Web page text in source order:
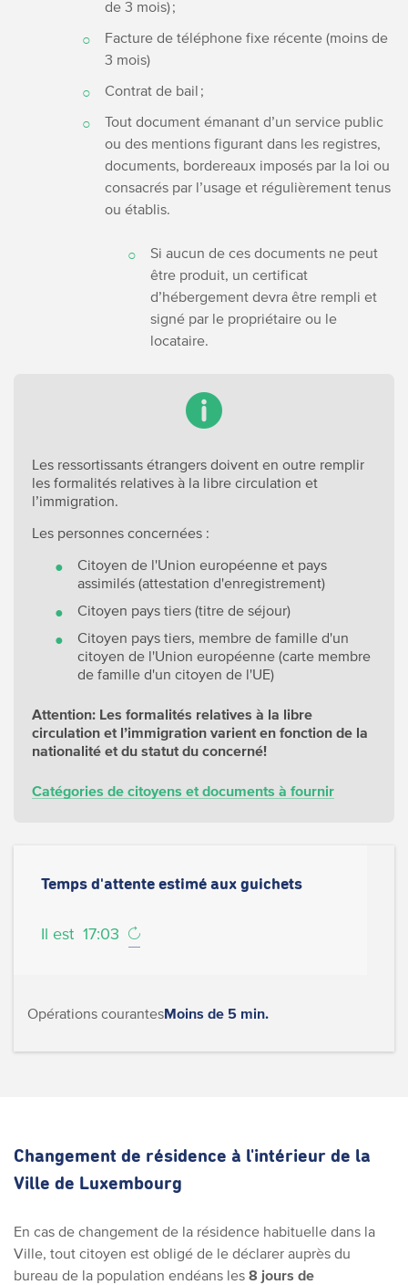
de 3 mois) ;
Facture de téléphone fixe récente (moins de
3 mois)
Contrat de bail ;
Tout document émanant d’un service public
ou des mentions figurant dans les registres,
documents, bordereaux imposés par la loi ou
consacrés par l’usage et régulièrement tenus
ou établis.
Si aucun de ces documents ne peut
être produit, un certificat
d’hébergement devra être rempli et
signé par le propriétaire ou le
locataire.
Les ressortissants étrangers doivent en outre remplir
les formalités relatives à la libre circulation et
l’immigration.
Les personnes concernées :
Citoyen de l'Union européenne et pays
assimilés (attestation d'enregistrement)
Citoyen pays tiers (titre de séjour)
Citoyen pays tiers, membre de famille d'un
citoyen de l'Union européenne (carte membre
de famille d'un citoyen de l'UE)
Attention: Les formalités relatives à la libre
circulation et l’immigration varient en fonction de la
nationalité et du statut du concerné!
Catégories de citoyens et documents à fournir
Temps d'attente estimé aux guichets
Il est 17:03
Opérations courantesMoins de 5 min.
Changement de résidence à l'intérieur de la
Ville de Luxembourg
En cas de changement de la résidence habituelle dans la
Ville, tout citoyen est obligé de le déclarer auprès du
bureau de la population endéans les 8 jours de